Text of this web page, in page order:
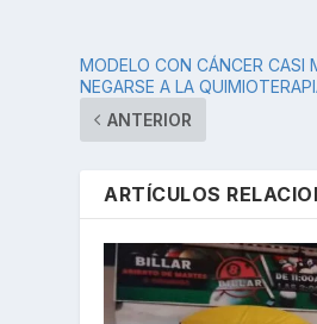
MODELO CON CÁNCER CASI
NEGARSE A LA
ANTERIOR
ARTÍCULOS